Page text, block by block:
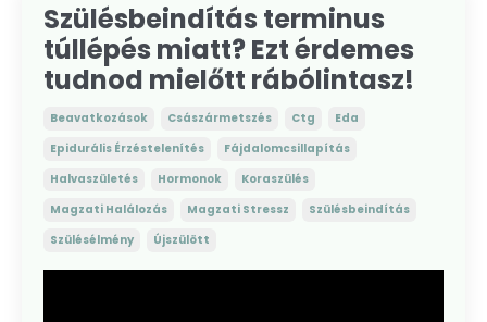
Szülésbeindítás terminus
túllépés miatt? Ezt érdemes
tudnod mielőtt rábólintasz!
Beavatkozások Császármetszés Ctg
Eda
Epidurális Érzéstelenítés
Fájdalomcsillapítás
Halvaszületés
Hormonok
Koraszülés
Magzati Halálozás
Magzati Stressz
Szülésbeindítás
Szülésélmény
Újszülött